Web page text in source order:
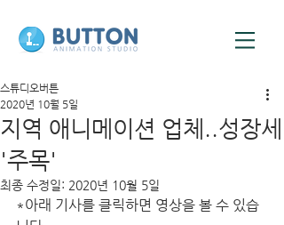
지역 애니메이션 업체..성장세
'주목'
스튜디오버튼
2020년 10월 5일
최종 수정일: 2020년 10월 5일
*아래 기사를 클릭하면 영상을 볼 수 있습